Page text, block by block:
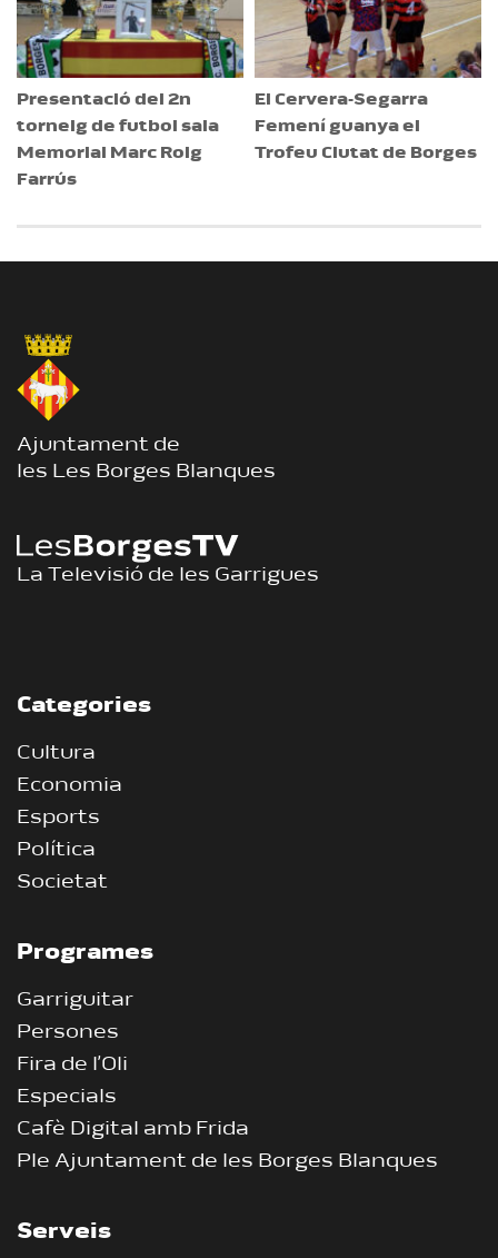
Presentació del 2n
torneig de futbol sala
Memorial Marc Roig
Farrús
El Cervera-Segarra
Femení guanya el
Trofeu Ciutat de Borges
Ajuntament de
les Les Borges Blanques
La Televisió de les Garrigues
Categories
Cultura
Economia
Esports
Política
Societat
Programes
Garriguitar
Persones
Fira de l’Oli
Especials
Cafè Digital amb Frida
Ple Ajuntament de les Borges Blanques
Serveis